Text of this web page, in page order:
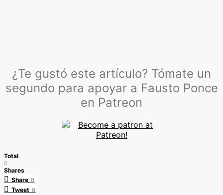
¿Te gustó este artículo? Tómate un
segundo para apoyar a Fausto Ponce
en Patreon
Total
0
Shares
Share 0
Tweet 0